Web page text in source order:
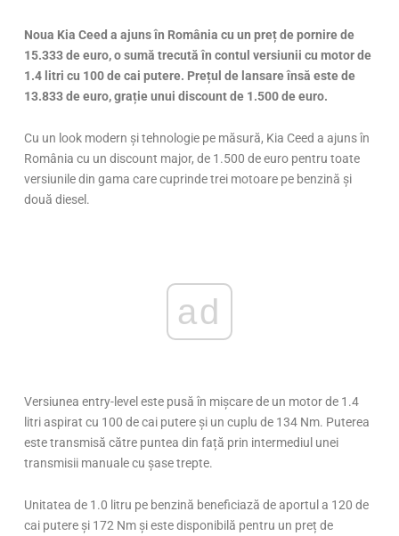
Noua Kia Ceed a ajuns în România cu un preț de pornire de
15.333 de euro, o sumă trecută în contul versiunii cu motor de
1.4 litri cu 100 de cai putere. Prețul de lansare însă este de
13.833 de euro, grație unui discount de 1.500 de euro.
Cu un look modern și tehnologie pe măsură, Kia Ceed a ajuns în
România cu un discount major, de 1.500 de euro pentru toate
versiunile din gama care cuprinde trei motoare pe benzină și
două diesel.
ad
Versiunea entry-level este pusă în mișcare de un motor de 1.4
litri aspirat cu 100 de cai putere și un cuplu de 134 Nm. Puterea
este transmisă către puntea din față prin intermediul unei
transmisii manuale cu șase trepte.
Unitatea de 1.0 litru pe benzină beneficiază de aportul a 120 de
cai putere și 172 Nm și este disponibilă pentru un preț de